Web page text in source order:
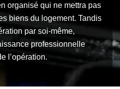
organisé qui ne mettra pas
biens du logement. Tandis
par soi-même,
professionnelle
l’opération.